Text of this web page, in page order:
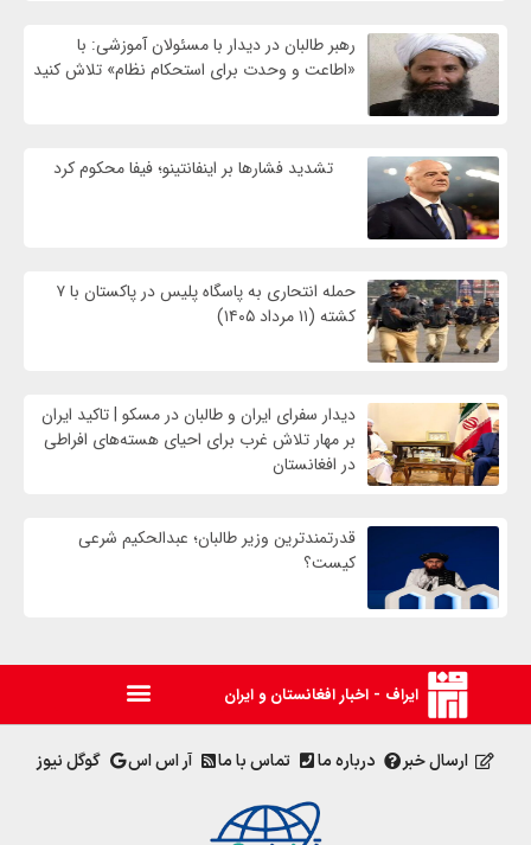
رهبر طالبان در دیدار با مسئولان آموزشی: با
«اطاعت و وحدت برای استحکام نظام» تلاش کنید
تشدید فشارها بر اینفانتینو؛ فیفا محکوم کرد
حمله انتحاری به پاسگاه پلیس در پاکستان با ۷
کشته (۱۱ مرداد ۱۴۰۵)
دیدار سفرای ایران و طالبان در مسکو | تاکید ایران
بر مهار تلاش‌ غرب برای احیای هسته‌های افراطی
در افغانستان
قدرتمندترین وزیر طالبان؛ عبدالحکیم شرعی
کیست؟
ایراف - اخبار افغانستان و ایران
ارسال خبر درباره ما تماس با ما آر اس اس گوگل نیوز